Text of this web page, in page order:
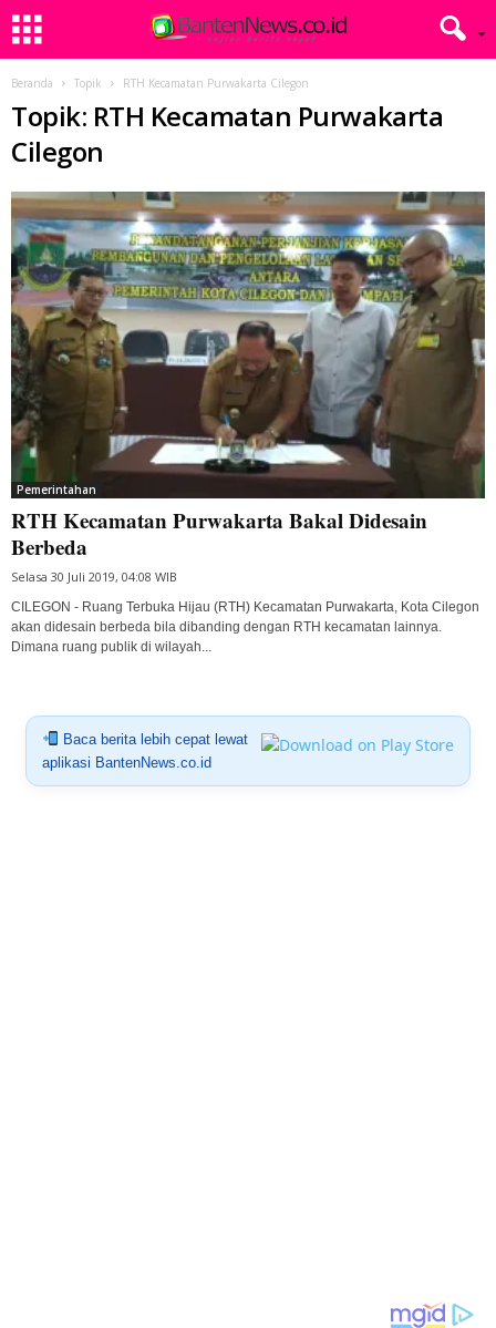
Beranda Topik RTH Kecamatan Purwakarta Cilegon
Topik: RTH Kecamatan Purwakarta
Cilegon
Pemerintahan
RTH Kecamatan Purwakarta Bakal Didesain
Berbeda
Selasa 30 Juli 2019, 04:08 WIB
CILEGON - Ruang Terbuka Hijau (RTH) Kecamatan Purwakarta, Kota Cilegon
akan didesain berbeda bila dibanding dengan RTH kecamatan lainnya.
Dimana ruang publik di wilayah...
Baca berita lebih cepat lewat
aplikasi BantenNews.co.id